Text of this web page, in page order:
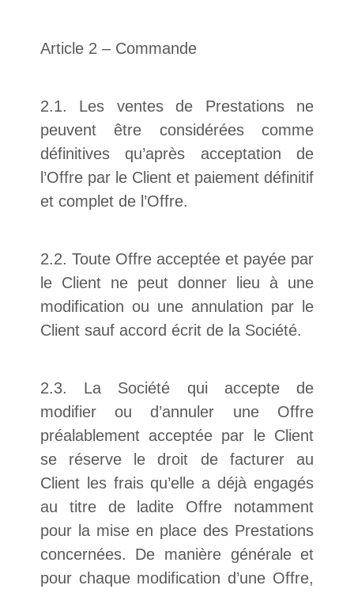
Article 2 – Commande
2.1. Les ventes de Prestations ne
peuvent être considérées comme
définitives qu’après acceptation de
l’Offre par le Client et paiement définitif
et complet de l’Offre.
2.2. Toute Offre acceptée et payée par
le Client ne peut donner lieu à une
modification ou une annulation par le
Client sauf accord écrit de la Société.
2.3. La Société qui accepte de
modifier ou d’annuler une Offre
préalablement acceptée par le Client
se réserve le droit de facturer au
Client les frais qu’elle a déjà engagés
au titre de ladite Offre notamment
pour la mise en place des Prestations
concernées. De manière générale et
pour chaque modification d’une Offre,